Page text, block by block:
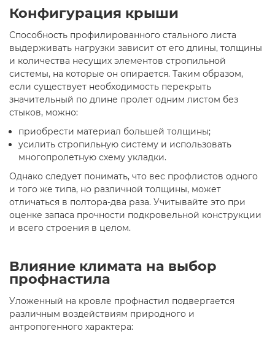
Конфигурация крыши
Способность профилированного стального листа
выдерживать нагрузки зависит от его длины, толщины
и количества несущих элементов стропильной
системы, на которые он опирается. Таким образом,
если существует необходимость перекрыть
значительный по длине пролет одним листом без
стыков, можно:
приобрести материал большей толщины;
усилить стропильную систему и использовать
многопролетную схему укладки.
Однако следует понимать, что вес профлистов одного
и того же типа, но различной толщины, может
отличаться в полтора-два раза. Учитывайте это при
оценке запаса прочности подкровельной конструкции
и всего строения в целом.
Влияние климата на выбор
профнастила
Уложенный на кровле профнастил подвергается
различным воздействиям природного и
антропогенного характера: